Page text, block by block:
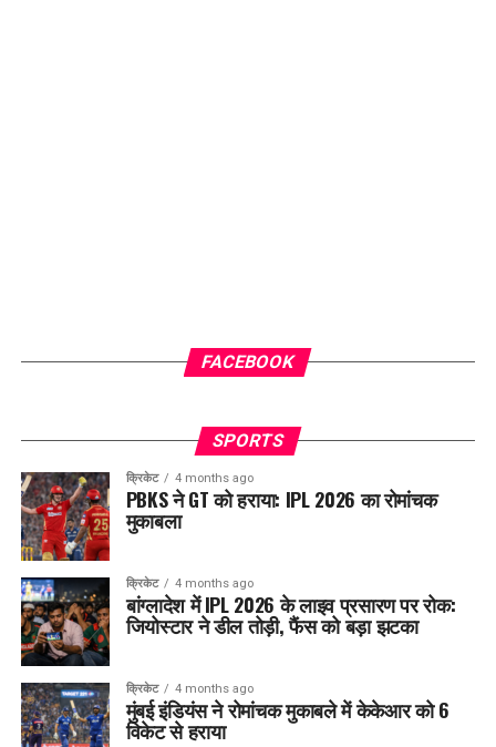
FACEBOOK
SPORTS
क्रिकेट 4 months ago
PBKS ने GT को हराया: IPL 2026 का रोमांचक
मुकाबला
क्रिकेट 4 months ago
बांग्लादेश में IPL 2026 के लाइव प्रसारण पर रोक:
जियोस्टार ने डील तोड़ी, फैंस को बड़ा झटका
क्रिकेट 4 months ago
मुंबई इंडियंस ने रोमांचक मुकाबले में केकेआर को 6
विकेट से हराया